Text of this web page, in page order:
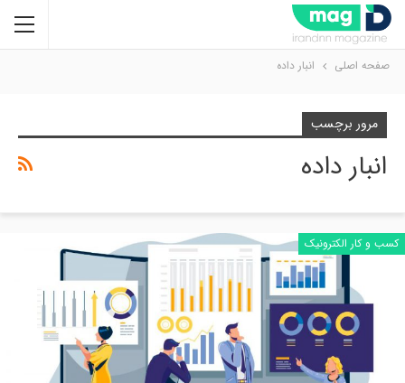
صفحه اصلی انبار داده
مرور برچسب
انبار داده
کسب و کار الکترونیک